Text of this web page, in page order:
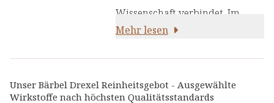
Wissenschaft verbindet. Im
Zentrum unserer Rezeptur steht
Inhaltsstoff
, der durch einen
aufwendigen
Mehr lesen
Unser Bärbel Drexel Reinheitsgebot - Ausgewählte
Wirkstoffe nach höchsten Qualitätsstandards